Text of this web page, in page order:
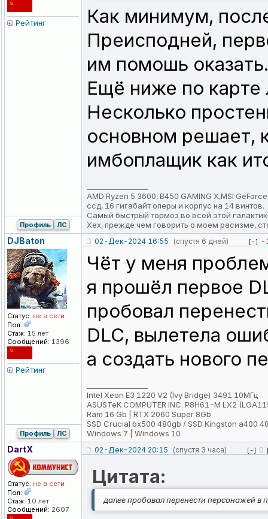
Рейтинг
Как минимум,
Преисподней,
им помошь оказать.
Ещё ниже по карте
Несколько
основном решает,
имбоплащик как
AMD Ryzen 5 3600, B450 GAMING X,MSI
ссд, 16 гигабайт оперы и корпус на 14 винтов.
Самый быстрый тормоз во всей этой
Хех, прежде чем говорить о моем расизме,
Профиль ЛС
DJBaton
Статус: не в сети
Пол:
Стаж: 15 лет
Сообщений: 1396
Рейтинг
02-Дек-2024 16:55 (спустя 6 дней) [-] -
Чёт у меня
я прошёл первое
пробовал
DLC, вылетела
а создать нового
Intel Xeon E3 1220 V2 (Ivy Bridge) 3491.10МГц
ASUSTeK COMPUTER INC. P8H61-M LX2
Ram 16 Gb | RTX 2060 Super 8Gb
SSD Crucial bx500 480gb / SSD Kingston a400
Windows 7 | Windows 10
Профиль ЛС
DartX
Статус: не в сети
Пол:
Стаж: 10 лет
Сообщений: 2607
02-Дек-2024 20:15 (спустя 3 часа) [-] 0
Цитата:
далее пробовал перенести персонажей в